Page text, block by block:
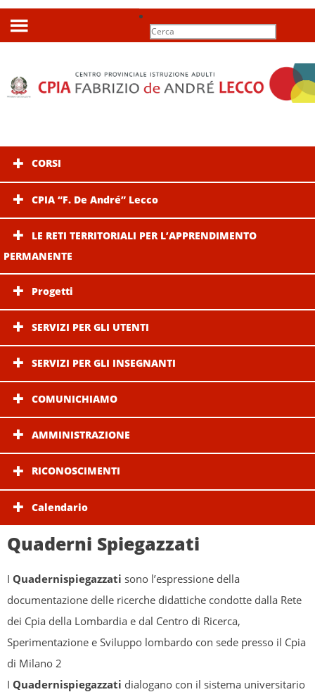
Search
for:
CORSI
CPIA “F. De André” Lecco
LE RETI TERRITORIALI PER L’APPRENDIMENTO
PERMANENTE
Progetti
SERVIZI PER GLI UTENTI
SERVIZI PER GLI INSEGNANTI
COMUNICHIAMO
AMMINISTRAZIONE
RICONOSCIMENTI
Calendario
Quaderni Spiegazzati
I Quadernispiegazzati sono l’espressione della
documentazione delle ricerche didattiche condotte dalla Rete
dei Cpia della Lombardia e dal Centro di Ricerca,
Sperimentazione e Sviluppo lombardo con sede presso il Cpia
di Milano 2
I Quadernispiegazzati dialogano con il sistema universitario